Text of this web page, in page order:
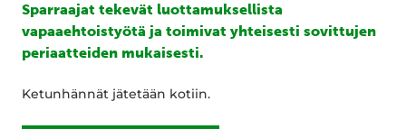
Sparraajat tekevät luottamuksellista
vapaaehtoistyötä ja toimivat yhteisesti sovittujen
periaatteiden mukaisesti.
Ketunhännät jätetään kotiin.